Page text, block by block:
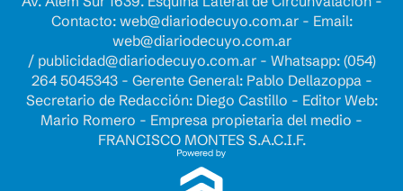
Contacto: web@diariodecuyo.com.ar- Email:
web@diariodecuyo.com.ar
/ publicidad@diariodecuyo.com.ar- Whatsapp: (054)
264 5045343 - Gerente General: Pablo Dellazoppa -
Secretario de Redacción: Diego Castillo - Editor Web:
Mario Romero - Empresa propietaria del medio -
FRANCISCO MONTES S.A.C.I.F.